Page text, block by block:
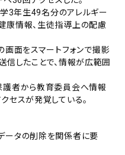
学3年生49名分のアレルギー
康情報、生徒指導上の配慮
画面をスマートフォンで撮影
信したことで、情報が広範囲
護者から教育委員会へ情報
セスが発覚している。
ータの削除を関係者に要